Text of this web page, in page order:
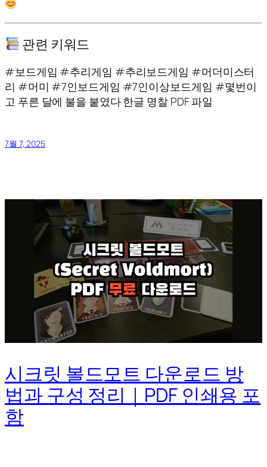
관련 키워드
#보드게임 #추리게임 #추리보드게임 #머더미스터
리 #머미 #7인보드게임 #7인이상보드게임 #몇번이
고 푸른 달에 불을 붙였다 한글 명찰 PDF 파일
7월 7, 2025
시크릿 볼드모트 다운로드 방
법과 구성 정리｜PDF 인쇄용 포
함